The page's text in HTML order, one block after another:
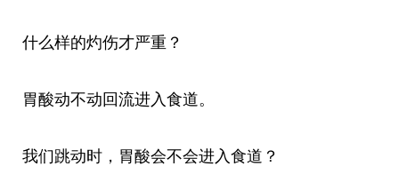
什么样的灼伤才严重？
胃酸动不动回流进入食道。
我们跳动时，胃酸会不会进入食道？